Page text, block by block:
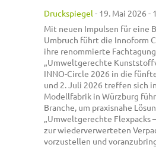
Druckspiegel - 19. Mai 2026 -
Mit neuen Impulsen für eine
Umbruch führt die Innoform
ihre renommierte Fachtagung
„Umweltgerechte
INNO-Circle 2026 in die
und 2. Juli 2026 treffen sich
Modellfabrik in Würzburg
Branche, um praxisnahe
„Umweltgerechte Flexpacks
zur wiederverwerteten
vorzustellen und